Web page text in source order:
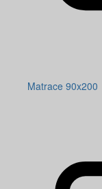
Matrace 90x200